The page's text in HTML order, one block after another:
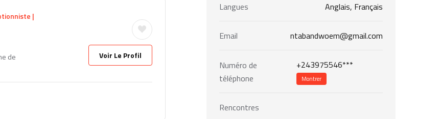
|
de
Voir Le Profil
Langues Anglais, Français
Email ntabandwoem@gmail.com
Numéro de
téléphone
+243975546***
Montrer
Rencontres